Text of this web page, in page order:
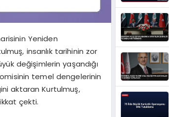
Yeniden
insanlık tarihinin zor
değişimlerin yaşandığı
temel dengelerinin
aktaran Kurtulmuş,
çekti.